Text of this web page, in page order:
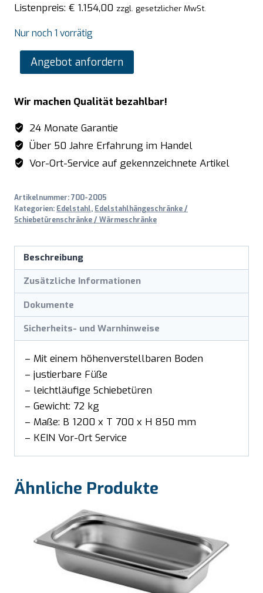
Listenpreis: € 1.154,00 zzgl. gesetzlicher MwSt.
Nur noch 1 vorrätig
SARO
Edelstahlschrank
-
700
mm
Tiefe,
Breite
Menge
Angebot anfordern
Wir machen Qualität bezahlbar!
24 Monate Garantie
Über 50 Jahre Erfahrung im Handel
Vor-Ort-Service auf gekennzeichnete Artikel
Artikelnummer:700-2005
Kategorien: Edelstahl, Edelstahlhängeschränke /
Schiebetürenschränke / Wärmeschränke
Beschreibung
Zusätzliche Informationen
Dokumente
Sicherheits- und Warnhinweise
– Mit einem höhenverstellbaren Boden
– justierbare Füße
– leichtläufige Schiebetüren
– Gewicht: 72 kg
– Maße: B 1200 x T 700 x H 850 mm
– KEIN Vor-Ort Service
Ähnliche Produkte